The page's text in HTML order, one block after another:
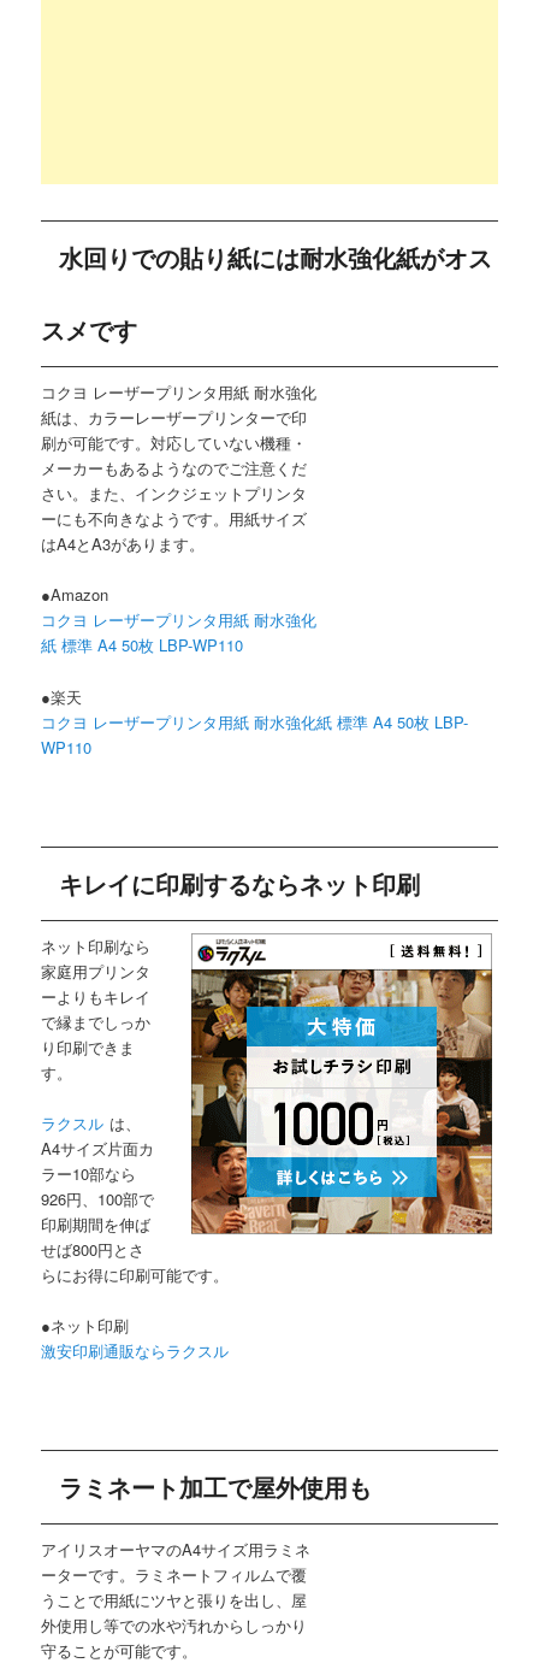
水回りでの貼り紙には耐水強化紙がオス
スメです
コクヨ レーザープリンタ用紙 耐水強化
紙は、カラーレーザープリンターで印
刷が可能です。対応していない機種・
メーカーもあるようなのでご注意くだ
さい。また、インクジェットプリンタ
ーにも不向きなようです。用紙サイズ
はA4とA3があります。
●Amazon
コクヨ レーザープリンタ用紙 耐水強化
紙 標準 A4 50枚 LBP-WP110
●楽天
コクヨ レーザープリンタ用紙 耐水強化紙 標準 A4 50枚 LBP-
WP110
キレイに印刷するならネット印刷
ネット印刷なら
家庭用プリンタ
ーよりもキレイ
で縁までしっか
り印刷できま
す。
ラクスル は、
A4サイズ片面カ
ラー10部なら
926円、100部で
印刷期間を伸ば
せば800円とさ
らにお得に印刷可能です。
●ネット印刷
激安印刷通販ならラクスル
ラミネート加工で屋外使用も
アイリスオーヤマのA4サイズ用ラミネ
ーターです。ラミネートフィルムで覆
うことで用紙にツヤと張りを出し、屋
外使用し等での水や汚れからしっかり
守ることが可能です。